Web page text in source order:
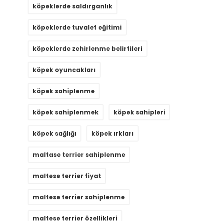
köpeklerde saldırganlık
köpeklerde tuvalet eğitimi
köpeklerde zehirlenme belirtileri
köpek oyuncakları
köpek sahiplenme
köpek sahiplenmek köpek sahipleri
köpek sağlığı köpek ırkları
maltase terrier sahiplenme
maltese terrier fiyat
maltese terrier sahiplenme
maltese terrier özellikleri